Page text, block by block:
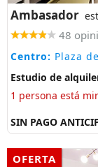
Ambasador
48
Centro: Plaza
Estudio de
1 persona está
SIN PAGO
OFERTA